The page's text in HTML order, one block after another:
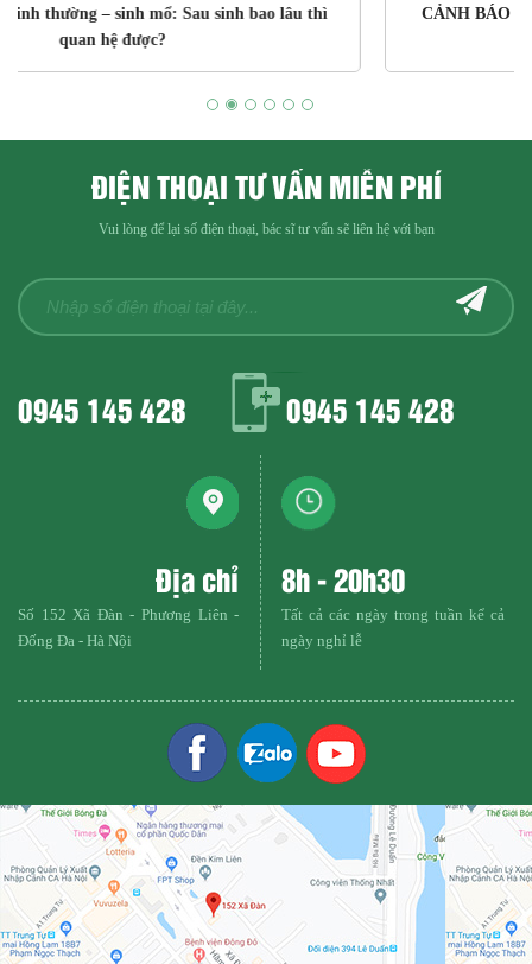
CẢNH BÁO NGUY CƠ VÔ SINH, SẢY THAI KHI BỊ TỬ
ĐIỆN THOẠI TƯ VẤN MIỄN PHÍ
Vui lòng để lại số điện thoại, bác sĩ tư vấn sẽ liên hệ với bạn
0945 145 428 0945 145 428
Địa chỉ
Số 152 Xã Đàn - Phương Liên -
Đống Đa - Hà Nội
8h - 20h30
Tất cả các ngày trong tuần kể cả
ngày nghỉ lễ